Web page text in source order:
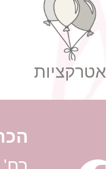
אטרקציות